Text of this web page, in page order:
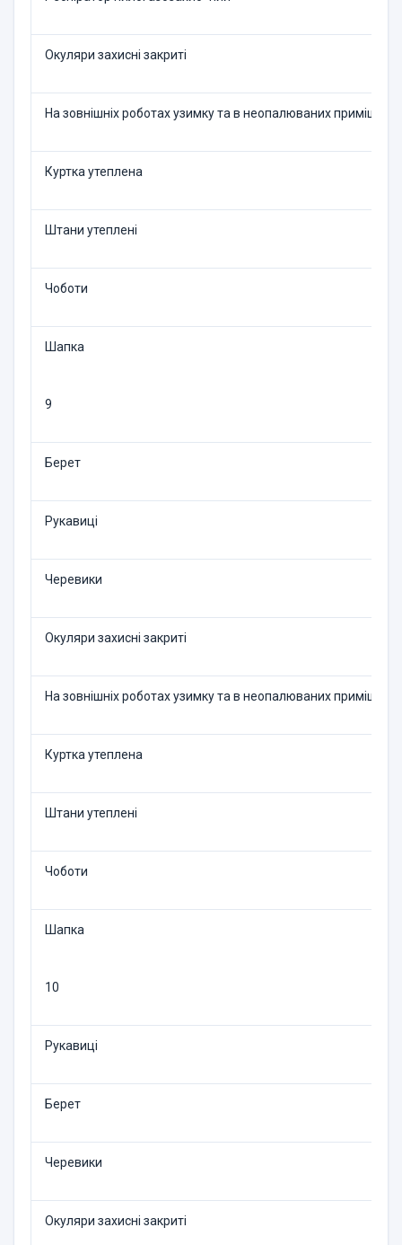
Окуляри захисні закриті
На зовнішніх роботах узим­ку та в неопалюваних
Куртка утеплена
Штани утеплені
Чоботи
Шапка
9
Берет
Рукавиці
Черевики
Окуляри захисні закриті
На зовнішніх роботах узим­ку та в неопалюваних
Куртка утеплена
Штани утеплені
Чоботи
Шапка
10
Рукавиці
Берет
Черевики
Окуляри захисні закриті